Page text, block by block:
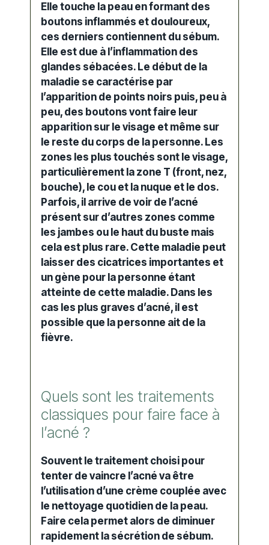
Elle touche la peau en formant des
boutons inflammés et douloureux,
ces derniers contiennent du sébum.
Elle est due à l’inflammation des
glandes sébacées. Le début de la
maladie se caractérise par
l’apparition de points noirs puis, peu à
peu, des boutons vont faire leur
apparition sur le visage et même sur
le reste du corps de la personne. Les
zones les plus touchés sont le visage,
particulièrement la zone T (front, nez,
bouche), le cou et la nuque et le dos.
Parfois, il arrive de voir de l’acné
présent sur d’autres zones comme
les jambes ou le haut du buste mais
cela est plus rare. Cette maladie peut
laisser des cicatrices importantes et
un gène pour la personne étant
atteinte de cette maladie. Dans les
cas les plus graves d’acné, il est
possible que la personne ait de la
fièvre.
Quels sont les traitements
classiques pour faire face à
l’acné ?
Souvent le traitement choisi pour
tenter de vaincre l’acné va être
l’utilisation d’une crème couplée avec
le nettoyage quotidien de la peau.
Faire cela permet alors de diminuer
rapidement la sécrétion de sébum.